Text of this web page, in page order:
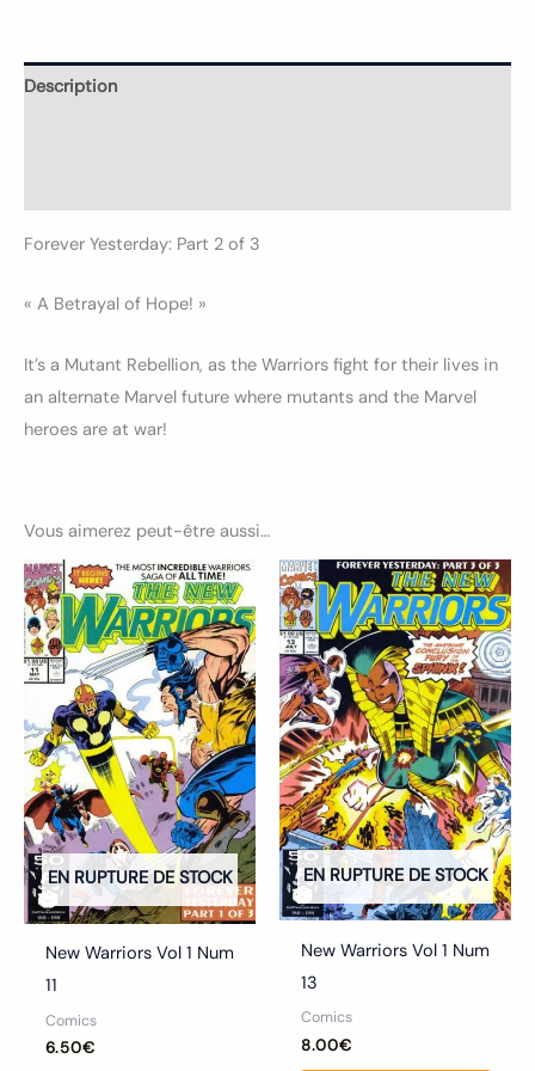
Description
Forever Yesterday: Part 2 of 3
« A Betrayal of Hope! »
It’s a Mutant Rebellion, as the Warriors fight for their lives in
an alternate Marvel future where mutants and the Marvel
heroes are at war!
Vous aimerez peut-être aussi…
EN RUPTURE DE STOCK
New Warriors Vol 1 Num
11
Comics
6.50€
Ce
produit
a
plusieurs
variations.
Les
options
peuvent
être
choisies
sur
la
EN RUPTURE DE STOCK
New Warriors Vol 1 Num
13
Comics
8.00€
Ce
a
Les
être
sur